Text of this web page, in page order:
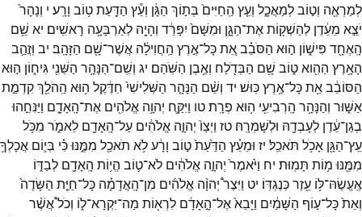
לְמַרְאֶ֖ה וְט֣וֹבלְמַאֲכָ֑ל וְעֵ֤ץ הַֽחַיִּים֙ בְּת֣וֹךְ הַגָּ֔ן וְעֵ֕ץ הַדַּ֖עַתט֥וֹב וָרָֽע׃ י וְנָהָר֙
יֹצֵ֣א מֵעֵ֔דֶן לְהַשְׁק֖וֹתאֶת־הַגָּ֑ן וּמִשָּׁם֙ יִפָּרֵ֔ד וְהָיָ֖ה לְאַרְבָּעָ֥ה רָאשִֽׁים׃ יא שֵׁ֥ם
הָֽאֶחָ֖ד פִּישׁ֑וֹן ה֣וּא הַסֹּבֵ֗באֵ֚תכָּל־אֶ֣רֶץ הַֽחֲוִילָ֔ה אֲשֶׁר־שָׁ֖ם הַזָּהָֽב׃ יב וּֽזֲהַ֛ב
הָאָ֥רֶץ הַהִ֖ואט֑וֹב שָׁ֥ם הַבְּדֹ֖לַח וְאֶ֥בֶן הַשֹּֽׁהַם׃ יג וְשֵֽׁם־הַנָּהָ֥ר הַשֵּׁנִ֖י גִּיח֑וֹן ה֣וּא
הַסּוֹבֵ֔באֵ֖תכָּל־אֶ֥רֶץכּֽוּשׁ׃ יד וְשֵׁ֨ם הַנָּהָ֤ר הַשְּׁלִישִׁי֙ חִדֶּ֔קֶל ה֥וּא הַֽהֹלֵ֖ךְקִדְמַ֣ת
אַשּׁ֑וּר וְהַנָּהָ֥ר הָֽרְבִיעִ֖י ה֥וּא פְרָֽת׃טו וַיִּקַּ֛ח יְהוָ֥ה אֱלֹהִ֖ים אֶת־הָֽאָדָ֑ם וַיַּנִּחֵ֣הוּ
בְגַן־עֵ֔דֶן לְעָבְדָ֖הּ וּלְשָׁמְרָֽהּ׃ טז וַיְצַו֙ יְהוָ֣ה אֱלֹהִ֔ים עַל־הָֽאָדָ֖ם לֵאמֹ֑ר מִכֹּ֥ל
עֵֽץ־הַגָּ֖ן אָכֹ֥ל תֹּאכֵֽל׃ יז וּמֵעֵ֗ץ הַדַּ֙עַת֙ט֣וֹב וָרָ֔עלֹ֥א תֹאכַ֖ל מִמֶּ֑נּוּכִּ֗י בְּי֛וֹם אֲכָלְךָ֥
מִמֶּ֖נּוּ מ֥וֹת תָּמֽוּת׃ יח וַיֹּ֙אמֶר֙ יְהוָ֣ה אֱלֹהִ֔ים לֹא־ט֛וֹב הֱי֥וֹת הָֽאָדָ֖ם לְבַדּ֑וֹ
אֶֽעֱשֶׂהּ־לּ֥וֹ עֵ֖זֶרכְּנֶגְדּֽוֹ׃ יט וַיִּצֶר֩ יְהוָ֨ה אֱלֹהִ֜ים מִן־הָֽאֲדָמָ֗ה כָּל־חַיַּ֤ת הַשָּׂדֶה֙
וְאֵת֙כָּל־ע֣וֹף הַשָּׁמַ֔יִם וַיָּבֵא֙אֶל־הָ֣אָדָ֔ם לִרְא֖וֹת מַה־יִּקְרָא־ל֑וֹ וְכֹל֩אֲשֶׁ֨ר